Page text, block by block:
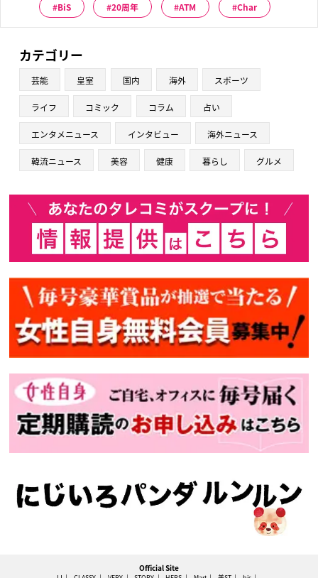
BiS 20周年 ATM Char
カテゴリー
芸能 皇室 国内 海外 スポーツ
ライフ コミック コラム 占い
エンタメニュース インタビュー 海外ニュース
韓流ニュース 美容 健康 暮らし グルメ
Official Site